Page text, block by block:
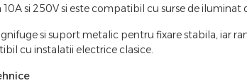
si 250V si este compatibil cu surse de
si suport metalic pentru fixare stabila, iar
cu instalatii electrice clasice.